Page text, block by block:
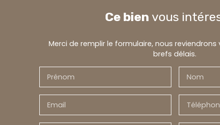
Ce bien vous
Merci de remplir le formulaire, nous
brefs délais.
Prénom Nom
Email